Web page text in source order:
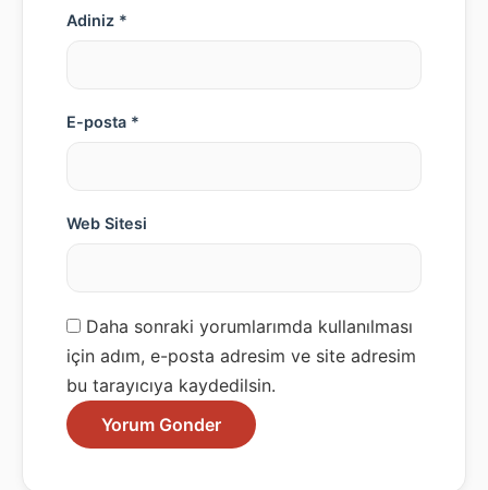
Adiniz *
E-posta *
Web Sitesi
Daha sonraki yorumlarımda kullanılması
için adım, e-posta adresim ve site adresim
bu tarayıcıya kaydedilsin.